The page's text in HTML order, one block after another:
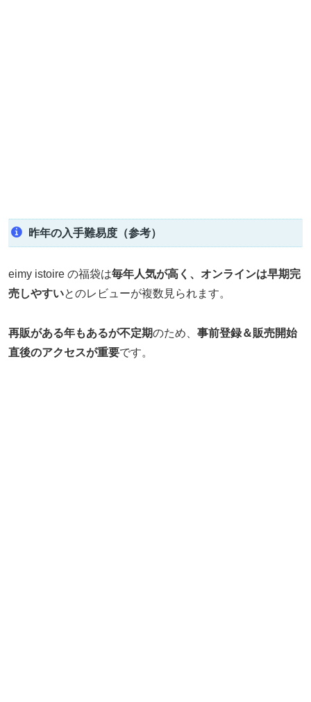
昨年の入手難易度（参考）
eimy istoire の福袋は毎年人気が高く、オンラインは早期完
売しやすいとのレビューが複数見られます。
再販がある年もあるが不定期のため、 事前登録＆販売開始
直後のアクセスが重要です。